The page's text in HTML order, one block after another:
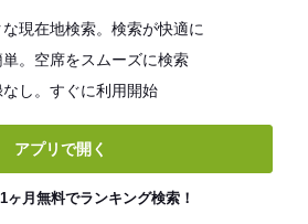
現在地検索。検索が快適に
。空席をスムーズに検索
し。すぐに利用開始
アプリで開く
ヶ月無料でランキング検索！